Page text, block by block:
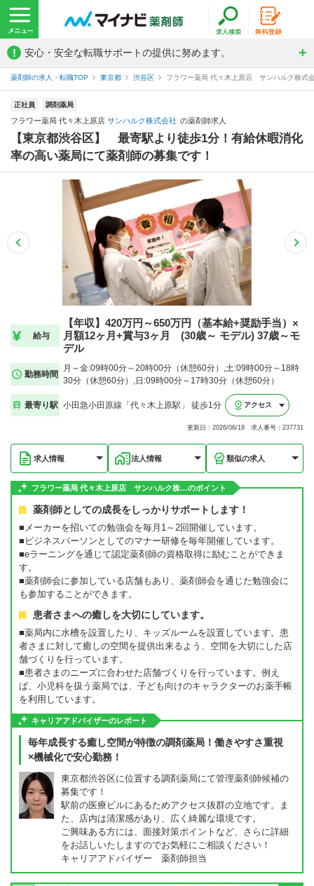
! 安心・安全な転職サポートの提供に努めます。
薬剤師の求人・転職TOP 東京都 渋谷区 フラワー薬局 代々木上原店 サンハルク株式
正社員 調剤薬局
フラワー薬局 代々木上原店 サンハルク株式会社 の薬剤師求人
【東京都渋谷区】 最寄駅より徒歩1分！有給休暇消化
率の高い薬局にて薬剤師の募集です！
給与
【年収】420万円～650万円（基本給+奨励手当）×
月額12ヶ月+賞与3ヶ月 (30歳～ モデル) 37歳～モ
デル
勤務時間
月～金:09時00分～20時00分（休憩60分）,土:09時00分～18時
30分（休憩60分）,日:09時00分～17時30分（休憩60分）
最寄り駅 小田急小田原線「代々木上原駅」 徒歩1分 アクセス
更新日：2026/06/18 求人番号：237731
求人情報 法人情報 類似の求人
フラワー薬局 代々木上原店 サンハルク株…のポイント
薬剤師としての成長をしっかりサポートします！
■メーカーを招いての勉強会を毎月1～2回開催しています。
■ビジネスパーソンとしてのマナー研修を毎年開催しています。
■eラーニングを通じて認定薬剤師の資格取得に励むことができま
す。
■薬剤師会に参加している店舗もあり、薬剤師会を通じた勉強会に
も参加することができます。
患者さまへの癒しを大切にしています。
■薬局内に水槽を設置したり、キッズルームを設置しています。患
者さまに対して癒しの空間を提供出来るよう、空間を大切にした店
舗づくりを行っています。
■患者さまのニーズに合わせた店舗づくりを行っています。例え
ば、小児科を扱う薬局では、子ども向けのキャラクターのお薬手帳
を利用しています。
キャリアアドバイザーのレポート
毎年成長する癒し空間が特徴の調剤薬局！働きやすさ重視
×機械化で安心勤務！
東京都渋谷区に位置する調剤薬局にて管理薬剤師候補の
募集です！
駅前の医療ビルにあるためアクセス抜群の立地です。ま
た、店内は清潔感があり、広く綺麗な環境です。
ご興味ある方には、面接対策ポイントなど、さらに詳細
をお話しいたしますのでお気軽にご相談ください！
キャリアアドバイザー 薬剤師担当